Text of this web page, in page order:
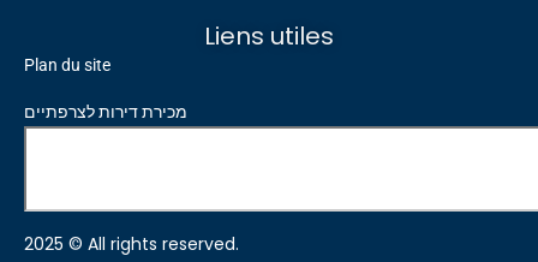
Liens utiles
Plan du site
מכירת דירות לצרפתיים
2025 © All rights reserved.